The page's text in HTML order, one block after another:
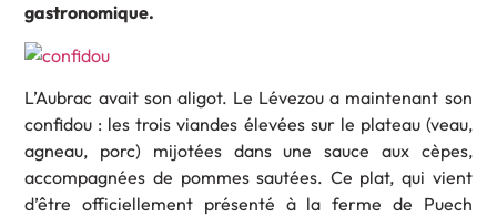
gastronomique.
L’Aubrac avait son aligot. Le Lévezou a maintenant son
confidou : les trois viandes élevées sur le plateau (veau,
agneau, porc) mijotées dans une sauce aux cèpes,
accompagnées de pommes sautées. Ce plat, qui vient
d’être officiellement présenté à la ferme de Puech